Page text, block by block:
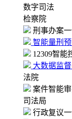
数字司法
检察院
刑事办案
智能量刑预
12309智能
大数据监
法院
案件智能审
司法局
行政复议